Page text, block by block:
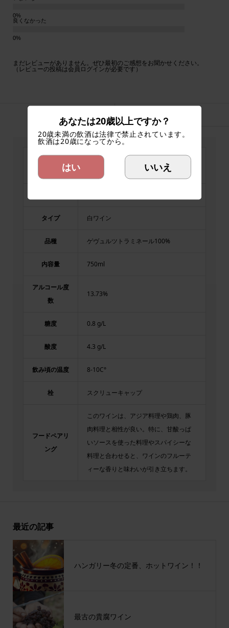
良くなかった
まだレビューがありません。ぜひ最初のご感想をお聞かせください。
（レビューの投稿は会員ログインが必要です）
スペック
ヴィラーニ トラミニ
タイプ 白ワイン
品種 ゲヴュルツトラミネール100%
内容量 750ml
アルコール度
数
13.73%
糖度 0.8 g/L
酸度 4.3 g/L
飲み頃の温度 8-10C°
栓 スクリューキャップ
フードペアリ
ング
このワインは、アジア料理や鶏肉、豚
肉料理と相性が良い。特に、甘酸っぱ
いソースを使った料理やスパイシーな
料理と合わせると、ワインのフルーテ
ィーな香りと味わいが引き立ちます。
最近の記事
ハンガリー冬の定番、ホットワイン！！
最古の貴腐ワイン
あなたは20歳以上ですか？
20歳未満の飲酒は法律で禁止されています。
飲酒は20歳になってから。
はい いいえ